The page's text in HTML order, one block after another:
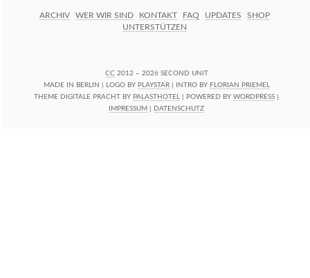
ARCHIV WER WIR SIND KONTAKT FAQ UPDATES
SHOP
UNTERSTÜTZEN
CC 2012 – 2026 SECOND UNIT
MADE IN BERLIN | LOGO BY PLAYSTAR| INTRO BY FLORIAN PRIEMEL
THEME DIGITALE PRACHT BY PALASTHOTEL | POWERED BY WORDPRESS
IMPRESSUM
DATENSCHUTZ